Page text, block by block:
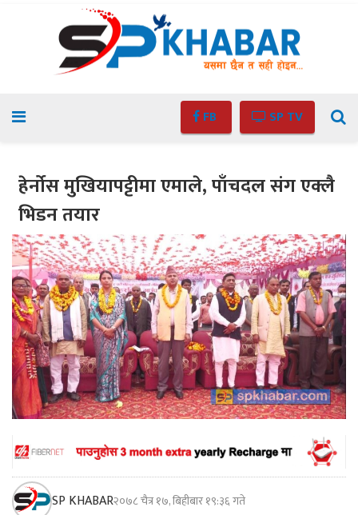
FB SP TV
हेर्नोस मुखियापट्टीमा एमाले, पाँचदल संग एक्लै
भिडन तयार
SP KHABAR२०७८ चैत्र १७, बिहीबार १९:३६ गते